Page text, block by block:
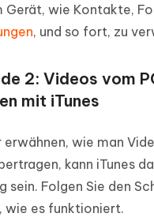
Gerät, wie Kontakte,
, und so fort, zu
2: Videos vom
mit iTunes
erwähnen, wie man
kann iTunes
sein. Folgen Sie den
wie es funktioniert.